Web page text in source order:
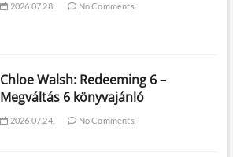
2026.07.28. No Comments
Chloe Walsh: Redeeming 6 –
Megváltás 6 könyvajánló
2026.07.24. No Comments